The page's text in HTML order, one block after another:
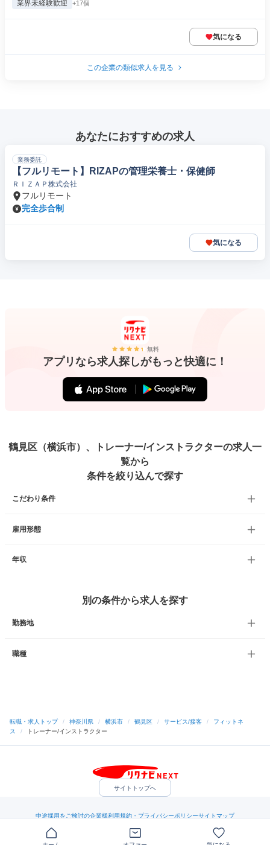
業界未経験歓迎 +17個
気になる
この企業の類似求人を見る
あなたにおすすめの求人
業務委託
【フルリモート】RIZAPの管理栄養士・保健師
ＲＩＺＡＰ株式会社
フルリモート
完全歩合制
気になる
無料
アプリなら求人探しがもっと快適に！
鶴見区（横浜市）、トレーナー/インストラクターの求人一
覧から
条件を絞り込んで探す
こだわり条件
雇用形態
年収
別の条件から求人を探す
勤務地
職種
転職・求人トップ / 神奈川県 / 横浜市 / 鶴見区 / サービス/接客 /
フィットネ
ス
/ トレーナー/インストラクター
サイトトップへ
中途採用をご検討の企業様利用規約・プライバシーポリシーサイトマップ
（C）Indeed Inc.